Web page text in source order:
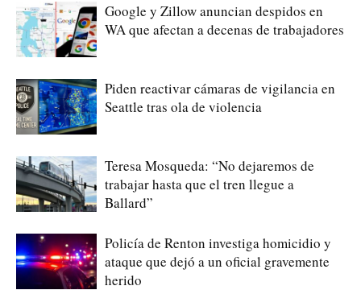
Google y Zillow anuncian despidos en
WA que afectan a decenas de trabajadores
Piden reactivar cámaras de vigilancia en
Seattle tras ola de violencia
Teresa Mosqueda: “No dejaremos de
trabajar hasta que el tren llegue a
Ballard”
Policía de Renton investiga homicidio y
ataque que dejó a un oficial gravemente
herido